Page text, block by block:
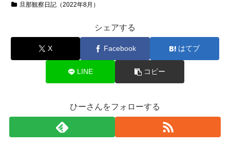
旦那観察日記（2022年8月）
シェアする
X Facebook はてブ
LINE コピー
ひーさんをフォローする